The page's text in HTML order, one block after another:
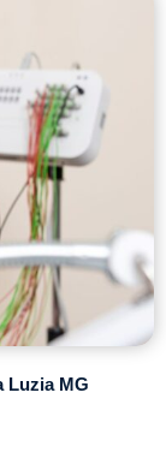
Luzia MG